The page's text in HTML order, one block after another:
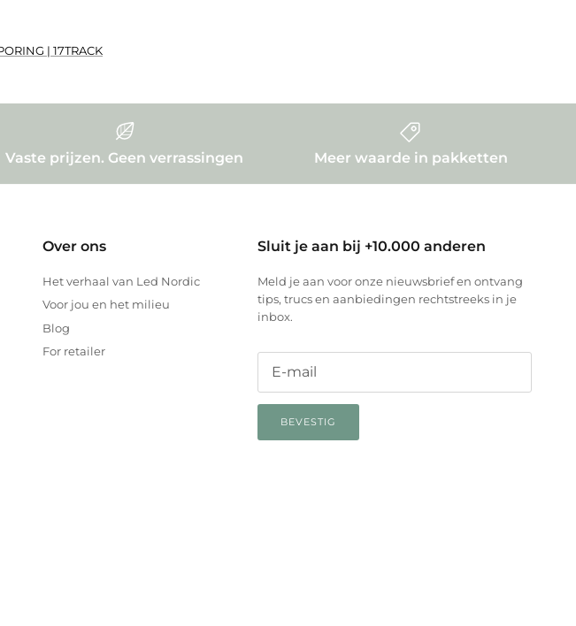
| 17TRACK
Vaste prijzen. Geen verrassingen Meer waarde in pakketten
Over ons
Het verhaal van Led Nordic
Voor jou en het milieu
Blog
For retailer
Sluit je aan bij +10.000 anderen
Meld je aan voor onze nieuwsbrief en ontvang
tips, trucs en aanbiedingen rechtstreeks in je
inbox.
BEVESTIG